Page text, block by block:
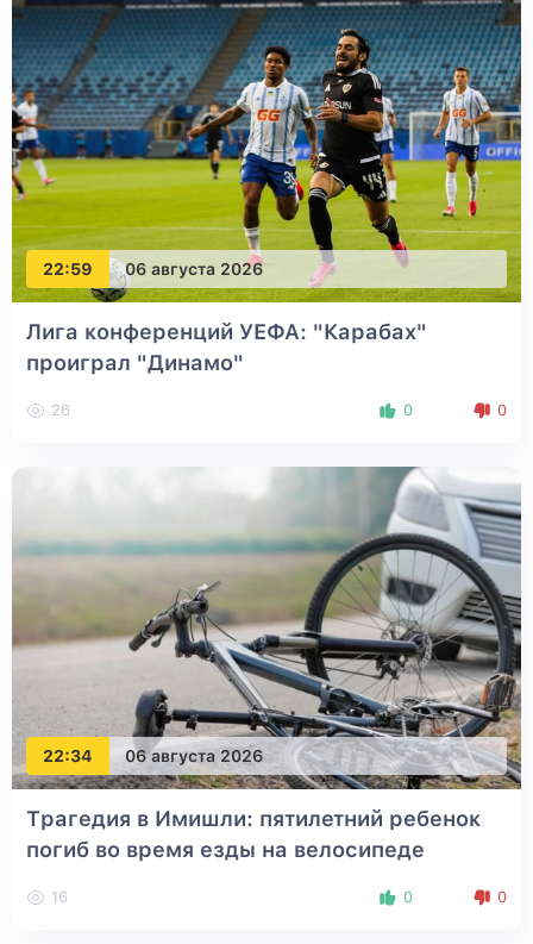
22:59 06 августа 2026
Лига конференций УЕФА: "Карабах"
проиграл "Динамо"
26 0 0
22:34 06 августа 2026
Трагедия в Имишли: пятилетний ребенок
погиб во время езды на велосипеде
16 0 0